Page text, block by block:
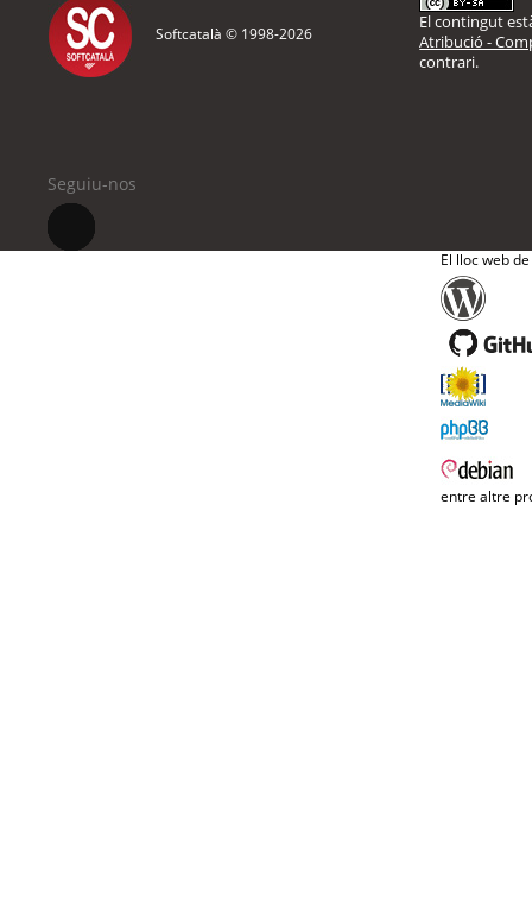
Softcatalà © 1998-2026
El contingut
Atribució -
contrari.
Seguiu-nos
El lloc web
entre altre